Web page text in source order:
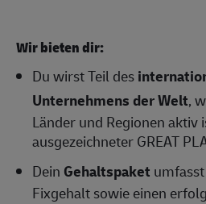
Wir bieten dir:
Du wirst Teil des
Unternehmens der Welt,
Länder und Regionen aktiv
ausgezeichneter GREAT
Dein Gehaltspaket
Fixgehalt sowie einen